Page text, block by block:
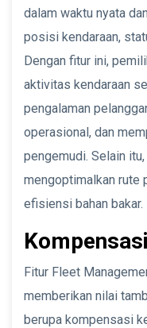
dalam waktu nyata
posisi kendaraan,
Dengan fitur ini,
aktivitas kendaraan
pengalaman
operasional, dan
pengemudi. Selain
mengoptimalkan rute
efisiensi bahan bakar.
Fitur Fleet
memberikan nilai
berupa kompensasi